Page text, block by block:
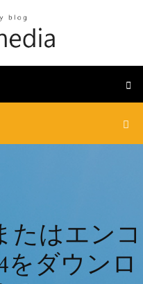
たはエンコ
をダウンロ